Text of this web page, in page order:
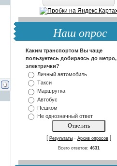
Наш опрос
Каким транспортом Вы чаще
пользуетесь добираясь до метро,
электрички?
Личный автомобиль
Такси
Маршрутка
Автобус
Пешком
Не однозначный ответ
[ Результаты · Архив опросов ]
Всего ответов: 4631